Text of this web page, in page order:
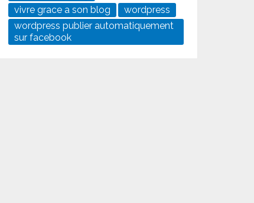
vivre grace a son blog
wordpress
wordpress publier automatiquement
sur facebook